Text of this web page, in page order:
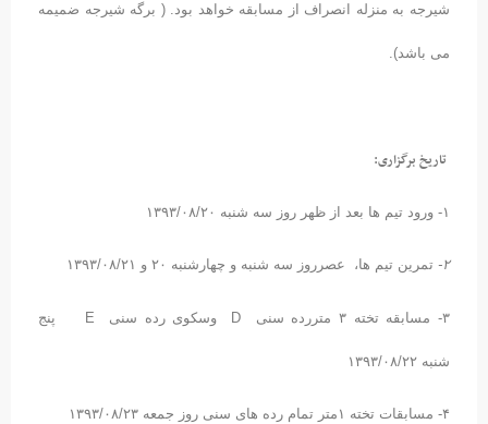
شیرجه به منزله انصراف از مسابقه خواهد بود. ( برگه شیرجه ضمیمه
می باشد).
تاریخ برگزاری:
۲- تمرین تیم ها، عصرروز سه شنبه و چهارشنبه ۲۰ و ۱۳۹۳/۰۸/۲۱
۳- مسابقه تخته ۳ متررده سنی D وسکوی رده سنی E پنج
شنبه ۱۳۹۳/۰۸/۲۲
۴- مسابقات تخته ۱متر تمام رده های سنی روز جمعه ۱۳۹۳/۰۸/۲۳